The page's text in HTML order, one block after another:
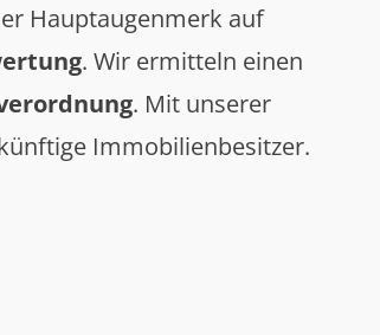
Hauptaugenmerk auf
. Wir ermitteln einen
. Mit unserer
Immobilienbesitzer.